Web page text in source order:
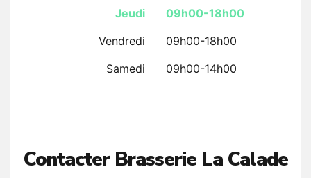
Jeudi
09h00-18h00
Vendredi
09h00-18h00
Samedi
09h00-14h00
Contacter Brasserie La Calade